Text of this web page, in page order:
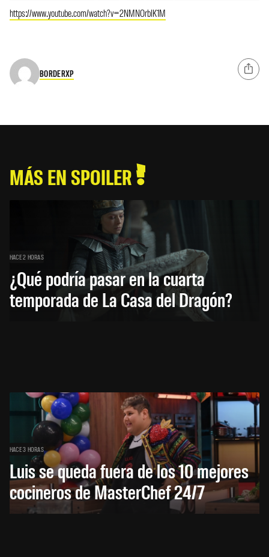
https://www.youtube.com/watch?v=2NMNOrbIK1M
BORDERXP
MÁS EN SPOILER
HACE 2 HORAS
¿Qué podría pasar en la cuarta
temporada de La Casa del Dragón?
HACE 3 HORAS
Luis se queda fuera de los 10 mejores
cocineros de MasterChef 24/7